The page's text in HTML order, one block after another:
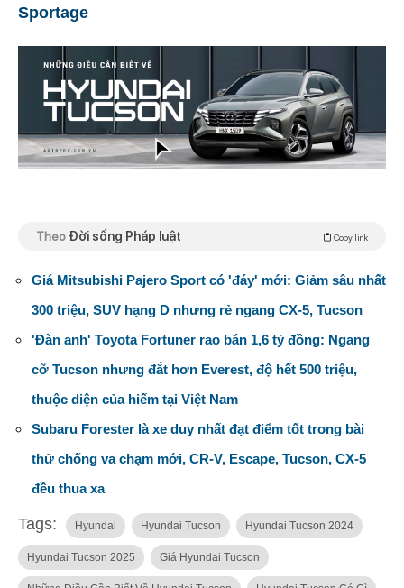
Sportage
Theo Đời sống Pháp luật Copy link
Giá Mitsubishi Pajero Sport có 'đáy' mới: Giảm sâu nhất
300 triệu, SUV hạng D nhưng rẻ ngang CX-5, Tucson
'Đàn anh' Toyota Fortuner rao bán 1,6 tỷ đồng: Ngang
cỡ Tucson nhưng đắt hơn Everest, độ hết 500 triệu,
thuộc diện của hiếm tại Việt Nam
Subaru Forester là xe duy nhất đạt điểm tốt trong bài
thử chống va chạm mới, CR-V, Escape, Tucson, CX-5
đều thua xa
Tags: Hyundai Hyundai Tucson Hyundai Tucson 2024
Hyundai Tucson 2025 Giá Hyundai Tucson